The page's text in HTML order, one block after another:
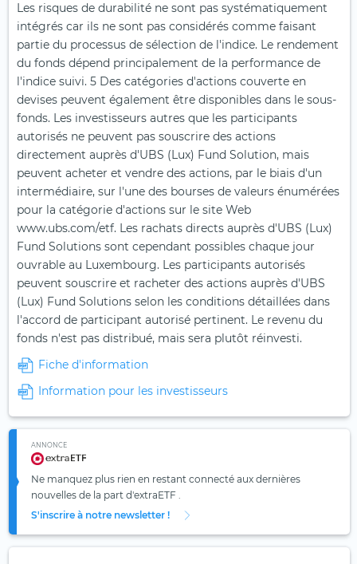
Les risques de durabilité ne sont pas systématiquement
intégrés car ils ne sont pas considérés comme faisant
partie du processus de sélection de l'indice. Le rendement
du fonds dépend principalement de la performance de
l'indice suivi. 5 Des catégories d'actions couverte en
devises peuvent également être disponibles dans le sous-
fonds. Les investisseurs autres que les participants
autorisés ne peuvent pas souscrire des actions
directement auprès d'UBS (Lux) Fund Solution, mais
peuvent acheter et vendre des actions, par le biais d'un
intermédiaire, sur l'une des bourses de valeurs énumérées
pour la catégorie d'actions sur le site Web
www.ubs.com/etf. Les rachats directs auprès d'UBS (Lux)
Fund Solutions sont cependant possibles chaque jour
ouvrable au Luxembourg. Les participants autorisés
peuvent souscrire et racheter des actions auprès d'UBS
(Lux) Fund Solutions selon les conditions détaillées dans
l'accord de participant autorisé pertinent. Le revenu du
fonds n'est pas distribué, mais sera plutôt réinvesti.
Fiche d'information
Information pour les investisseurs
ANNONCE
Ne manquez plus rien en restant connecté aux dernières
nouvelles de la part d'extraETF .
S'inscrire à notre newsletter !